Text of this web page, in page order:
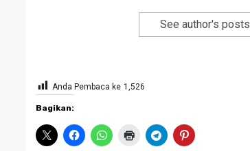
See author's posts
Anda Pembaca ke 1,526
Bagikan: